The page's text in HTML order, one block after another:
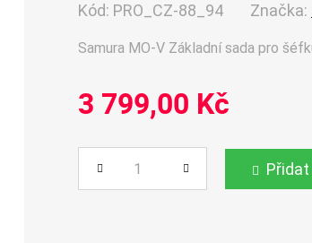
Kód: PRO_CZ-88_94 Značka:
Samura MO-V Základní sada pro
3 799,00 Kč
Počet